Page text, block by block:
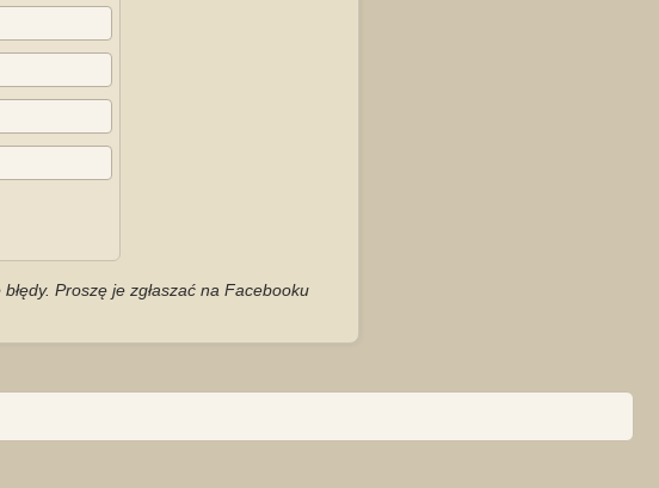
Proszę je zgłaszać na Facebooku